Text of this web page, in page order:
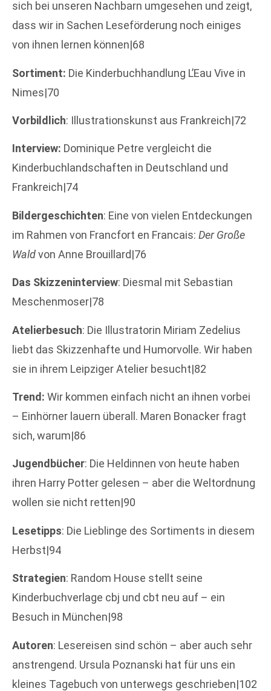
sich bei unseren Nachbarn umgesehen und zeigt,
dass wir in Sachen Leseförderung noch einiges
von ihnen lernen können|68
Sortiment: Die Kinderbuchhandlung L’Eau Vive in
Nimes|70
Vorbildlich: Illustrationskunst aus Frankreich|72
Interview: Dominique Petre vergleicht die
Kinderbuchlandschaften in Deutschland und
Frankreich|74
Bildergeschichten: Eine von vielen Entdeckungen
im Rahmen von Francfort en Francais: Der Große
Waldvon Anne Brouillard|76
Das Skizzeninterview: Diesmal mit Sebastian
Meschenmoser|78
Atelierbesuch: Die Illustratorin Miriam Zedelius
liebt das Skizzenhafte und Humorvolle. Wir haben
sie in ihrem Leipziger Atelier besucht|82
Trend: Wir kommen einfach nicht an ihnen vorbei
– Einhörner lauern überall. Maren Bonacker fragt
sich, warum|86
Jugendbücher: Die Heldinnen von heute haben
ihren Harry Potter gelesen – aber die Weltordnung
wollen sie nicht retten|90
Lesetipps: Die Lieblinge des Sortiments in diesem
Herbst|94
Strategien: Random House stellt seine
Kinderbuchverlage cbj und cbt neu auf – ein
Besuch in München|98
Autoren: Lesereisen sind schön – aber auch sehr
anstrengend. Ursula Poznanski hat für uns ein
kleines Tagebuch von unterwegs geschrieben|102